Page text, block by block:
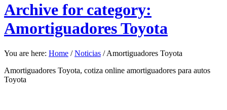
Archive for category:
Amortiguadores Toyota
You are here: Home / Noticias / Amortiguadores Toyota
Amortiguadores Toyota, cotiza online amortiguadores para autos
Toyota